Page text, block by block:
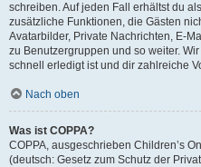
schreiben. Auf jeden Fall erhältst du
zusätzliche Funktionen, die Gästen
Avatarbilder, Private Nachrichten, E-
zu Benutzergruppen und so weiter.
schnell erledigt ist und dir zahlreiche
Nach oben
Was ist COPPA?
COPPA, ausgeschrieben Children’s
(deutsch: Gesetz zum Schutz der